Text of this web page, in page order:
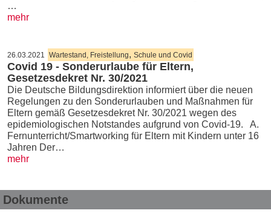
…
mehr
26.03.2021 Wartestand, Freistellung, Schule und Covid
Covid 19 - Sonderurlaube für Eltern,
Gesetzesdekret Nr. 30/2021
Die Deutsche Bildungsdirektion informiert über die neuen
Regelungen zu den Sonderurlauben und Maßnahmen für
Eltern gemäß Gesetzesdekret Nr. 30/2021 wegen des
epidemiologischen Notstandes aufgrund von Covid-19. A.
Fernunterricht/Smartworking für Eltern mit Kindern unter 16
Jahren Der…
mehr
Dokumente